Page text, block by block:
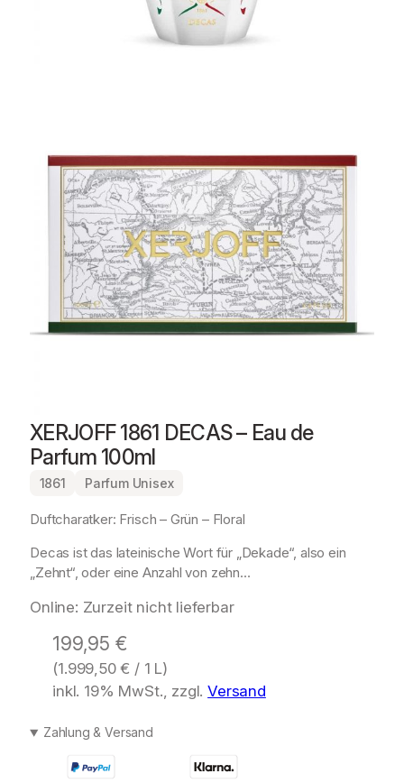
XERJOFF 1861 DECAS – Eau de
Parfum 100ml
1861 Parfum Unisex
Duftcharatker: Frisch – Grün – Floral
Decas ist das lateinische Wort für „Dekade“, also ein
„Zehnt“, oder eine Anzahl von zehn…
Online: Zurzeit nicht lieferbar
199,95 €
(1.999,50€ / 1 L)
inkl. 19% MwSt., zzgl.Versand
Zahlung & Versand